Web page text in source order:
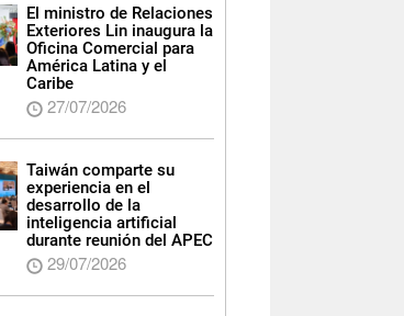
El ministro de Relaciones
Exteriores Lin inaugura la
Oficina Comercial para
América Latina y el
Caribe
27/07/2026
Taiwán comparte su
experiencia en el
desarrollo de la
inteligencia artificial
durante reunión del APEC
29/07/2026